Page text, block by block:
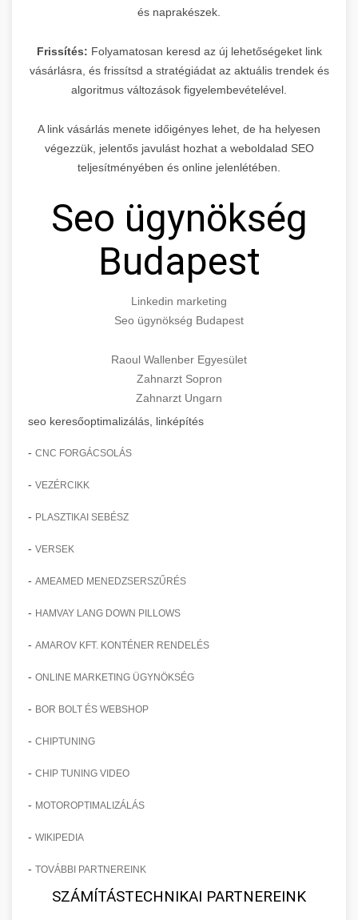
és naprakészek.
Frissítés: Folyamatosan keresd az új lehetőségeket link
vásárlásra, és frissítsd a stratégiádat az aktuális trendek és
algoritmus változások figyelembevételével.
A link vásárlás menete időigényes lehet, de ha helyesen
végezzük, jelentős javulást hozhat a weboldalad SEO
teljesítményében és online jelenlétében.
Seo ügynökség
Budapest
Linkedin marketing
Seo ügynökség Budapest
Raoul Wallenber Egyesület
Zahnarzt Sopron
Zahnarzt Ungarn
seo keresőoptimalizálás, linképítés
- CNC FORGÁCSOLÁS
- VEZÉRCIKK
- PLASZTIKAI SEBÉSZ
- VERSEK
- AMEAMED MENEDZSERSZŰRÉS
- HAMVAY LANG DOWN PILLOWS
- AMAROV KFT. KONTÉNER RENDELÉS
- ONLINE MARKETING ÜGYNÖKSÉG
- BOR BOLT ÉS WEBSHOP
- CHIPTUNING
- CHIP TUNING VIDEO
- MOTOROPTIMALIZÁLÁS
- WIKIPEDIA
- TOVÁBBI PARTNEREINK
SZÁMÍTÁSTECHNIKAI PARTNEREINK